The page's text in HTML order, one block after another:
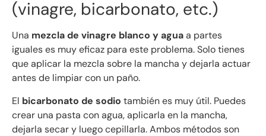
(vinagre, bicarbonato, etc.)
Una mezcla de vinagre blanco y aguaa partes
iguales es muy eficaz para este problema. Solo tienes
que aplicar la mezcla sobre la mancha y dejarla actuar
antes de limpiar con un paño.
El bicarbonato de sodio también es muy útil. Puedes
crear una pasta con agua, aplicarla en la mancha,
dejarla secar y luego cepillarla. Ambos métodos son